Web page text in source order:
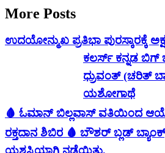
More Posts
ಉದಯೋನ್ಮುಖ ಪ್ರತಿಭಾ ಪುರಸ್ಕಾರಕ್ಕೆ
ಕಲರ್ಸ್ ಕನ್ನಡ ಬಿಗ್
ಧ್ರುವಂತ್ (ಚರಿತ್
ಯಶೋಗಾಥೆ
🩸 ಓಮಾನ್ ಬಿಲ್ಲವಾಸ್ ವತಿಯಿಂದ
ರಕ್ತದಾನ ಶಿಬಿರ 🩸 ಬೌಶರ್ ಬ್ಲಡ್